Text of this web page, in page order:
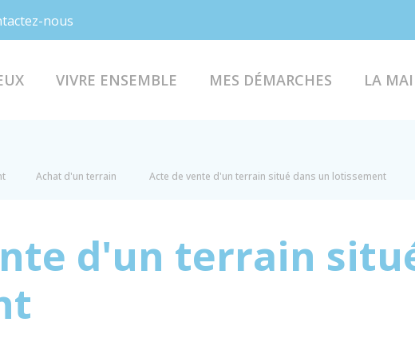
nous
VIVRE ENSEMBLE MES DÉMARCHES LA
Achat d'un terrain Acte de vente d'un terrain situé dans un lotissement
d'un terrain